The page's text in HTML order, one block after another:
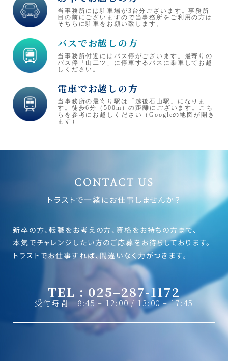
当事務所には駐車場が3台分ございます。事務所
目の前にございますので当事務所をご利用の方は
そちらに駐車をお願い致します。
バスでお越しの方
当事務所付近にはバス停がございます。最寄りの
バス停「山二ツ」に停車するバスに乗車してお越
しください。
電車でお越しの方
当事務所の最寄り駅は「越後石山駅」になりま
す。徒歩6分（500m）の距離にございます。こち
らを参考にお越しください（Googleの地図が開き
ます）
CONTACT US
トラストで一緒にお仕事しませんか？
新卒の方、転職をお考えの方、資格をお持ちの方まで、
本気でチャレンジしたい方のご応募をお待ちしております。
トラストでお仕事すれば、間違いなく力がつきます。
TEL : 025–287-1172
受付時間 8:45 – 12:00 / 13:00 – 17:45